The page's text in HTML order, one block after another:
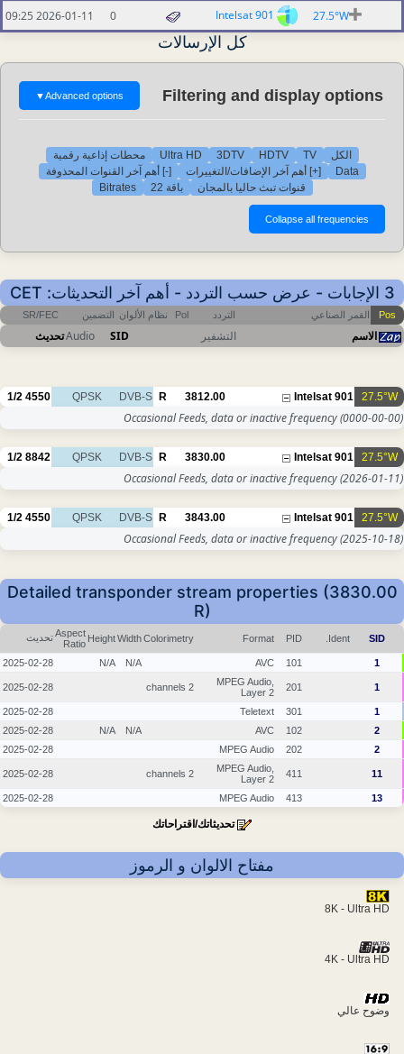
27.5°W
Intelsat 901
0
2026-01-11 09:25
كل الإرسالات
Filtering and display options
Advanced options
▼
الكل TV
HDTV
3DTV
Ultra HD
محطات إذاعية رقمية
Data
[+] أهم آخر الإضافات/التغييرات
[-] أهم آخر القنوات المحذوفة
قنوات تبث حاليا بالمجان
باقة 22 Bitrates
3 الإجابات - عرض حسب التردد - أهم آخر التحديثات: CET
Pos القمر الصناعي التردد Pol نظام الألوان التضمين SR/FEC
الاسم التشفير SID
Audioتحديث
27.5°W
Intelsat 901
3812.00
R
DVB-S
QPSK
4550
1/2
Occasional Feeds, data or inactive frequency(0000-00-00)
27.5°W
Intelsat 901
3830.00
R
DVB-S
QPSK
8842
1/2
Occasional Feeds, data or inactive frequency(2026-01-11)
27.5°W
Intelsat 901
3843.00
R
DVB-S
QPSK
4550
1/2
Occasional Feeds, data or inactive frequency(2025-10-18)
Detailed transponder stream properties (3830.00
R)
SID
Ident.
PID
Format
Colorimetry
Width
Height
Aspect
Ratio
تحديث
1
101
AVC
N/A
N/A
2025-02-28
1
201
MPEG Audio,
Layer 2
2 channels
2025-02-28
1
301
Teletext
2025-02-28
2
102
AVC
N/A
N/A
2025-02-28
2
202
MPEG Audio
2025-02-28
11
411
MPEG Audio,
Layer 2
2 channels
2025-02-28
13
413
MPEG Audio
2025-02-28
تحديثاتك/اقتراحاتك
مفتاح الالوان و الرموز
8K - Ultra HD
4K - Ultra HD
وضوح عالي